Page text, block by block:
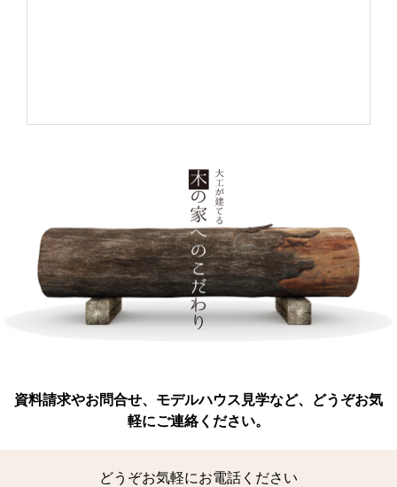
資料請求やお問合せ、モデルハウス見学など、どうぞお気
軽にご連絡ください。
どうぞお気軽にお電話ください